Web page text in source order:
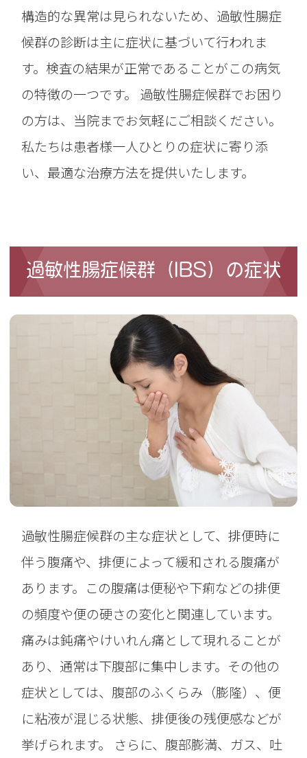
構造的な異常は見られないため、過敏性腸症
候群の診断は主に症状に基づいて行われま
す。検査の結果が正常であることがこの病気
の特徴の一つです。 過敏性腸症候群でお困り
の方は、当院までお気軽にご相談ください。
私たちは患者様一人ひとりの症状に寄り添
い、最適な治療方法を提供いたします。
過敏性腸症候群（IBS）の症状
過敏性腸症候群の主な症状として、排便時に
伴う腹痛や、排便によって緩和される腹痛が
あります。この腹痛は便秘や下痢などの排便
の頻度や便の硬さの変化と関連しています。
痛みは鈍痛やけいれん痛として現れることが
あり、通常は下腹部に集中します。その他の
症状としては、腹部のふくらみ（膨隆）、便
に粘液が混じる状態、排便後の残便感などが
挙げられます。 さらに、腹部膨満、ガス、吐